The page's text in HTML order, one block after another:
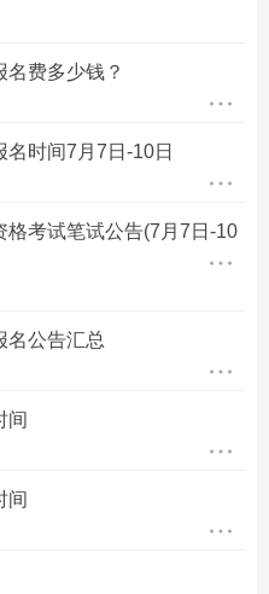
，系统性帮助
，串讲历年考试中反复
间用在刀刃上。
以专题形式进行针
生专项突破得分。
之讲，大题通解、考前
题视频课程学习
章节练习/模拟试题/历
费多少钱？
时间7月7日-10日
格考试笔试公告(7月7日-10
名公告汇总
间
间